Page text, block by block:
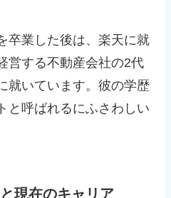
卒業した後は、楽天に就
営する不動産会社の2代
就いています。彼の学歴
と呼ばれるにふさわしい
現在のキャリア